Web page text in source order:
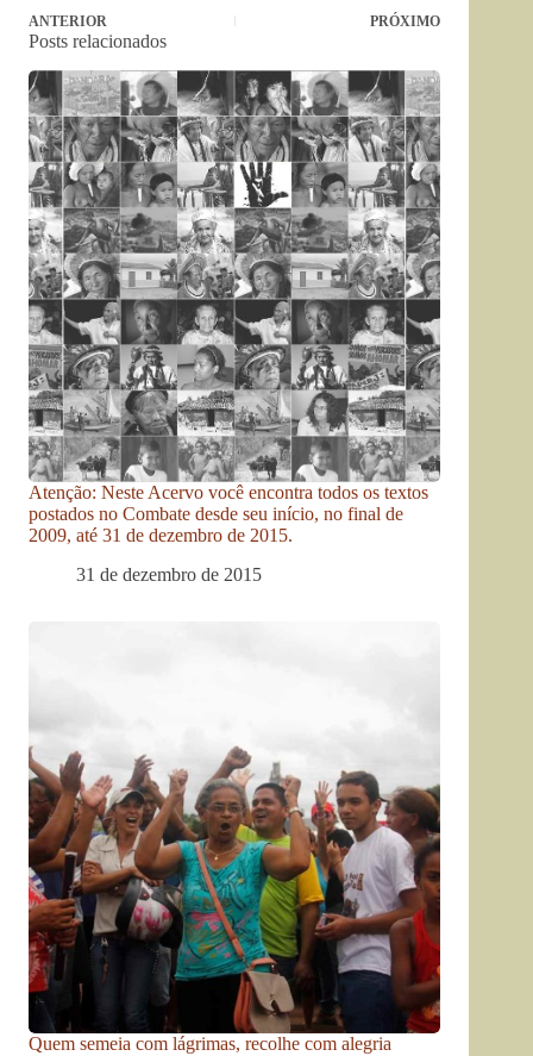
ANTERIOR PRÓXIMO
Posts relacionados
Atenção: Neste Acervo você encontra todos os textos
postados no Combate desde seu início, no final de
2009, até 31 de dezembro de 2015.
31 de dezembro de 2015
Quem semeia com lágrimas, recolhe com alegria